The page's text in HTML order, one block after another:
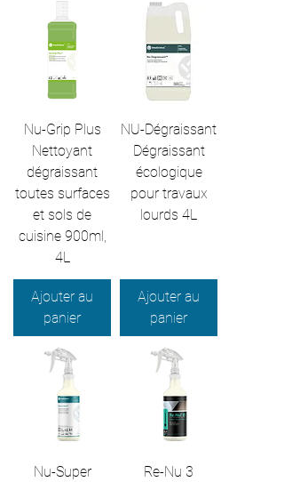
Nu-Grip Plus
Nettoyant
dégraissant
toutes surfaces
et sols de
cuisine 900ml,
4L
Ajouter au
panier
NU-Dégraissant
Dégraissant
écologique
pour travaux
lourds 4L
Ajouter au
panier
Nu-Super
Re-Nu 3